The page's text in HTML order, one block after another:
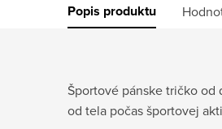
Popis produktu
Športové pánske tričko od
od tela počas športovej